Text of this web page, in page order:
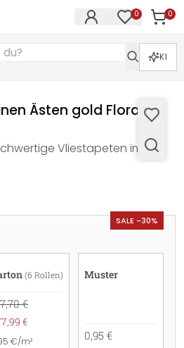
0 0
KI
Ästen gold Floral -
Vliestapeten im
SALE -30%
(6 Rollen)
€
€
€/m²
Muster
0,95 €